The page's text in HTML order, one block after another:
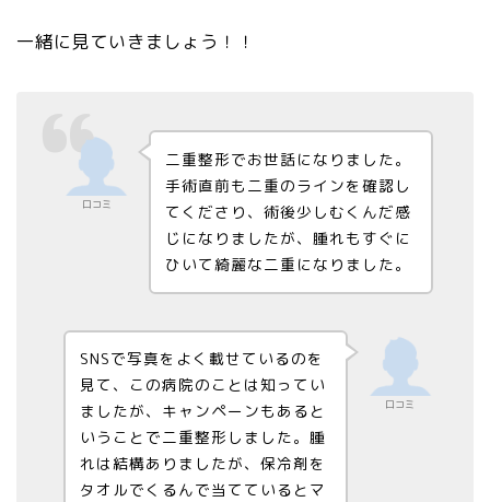
一緒に見ていきましょう！！
口コミ
二重整形でお世話になりました。
手術直前も二重のラインを確認し
てくださり、術後少しむくんだ感
じになりましたが、腫れもすぐに
ひいて綺麗な二重になりました。
口コミ
SNSで写真をよく載せているのを
見て、この病院のことは知ってい
ましたが、キャンペーンもあると
いうことで二重整形しました。腫
れは結構ありましたが、保冷剤を
タオルでくるんで当てているとマ